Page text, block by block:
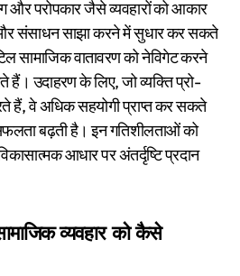
और परोपकार जैसे व्यवहारों को आकार
संसाधन साझा करने में सुधार कर सकते
वातावरण को नेविगेट करने
हैं। उदाहरण के लिए, जो व्यक्ति प्रो-
हैं, वे अधिक सहयोगी प्राप्त कर सकते
बढ़ती है। इन गतिशीलताओं को
आधार पर अंतर्दृष्टि प्रदान
व्यवहार को कैसे